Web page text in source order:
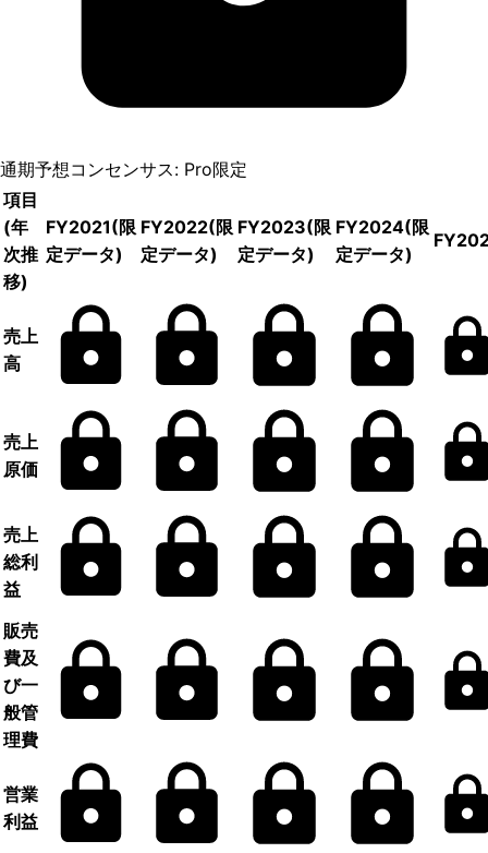
通期予想コンセンサス: Pro限定
項目
(年
次推
移)
FY2021(限
定データ)
FY2022(限
定データ)
FY2023(限
定データ)
FY2024(限
定データ)
売上
高
売上
原価
売上
総利
益
販売
費及
び一
般管
理費
営業
利益